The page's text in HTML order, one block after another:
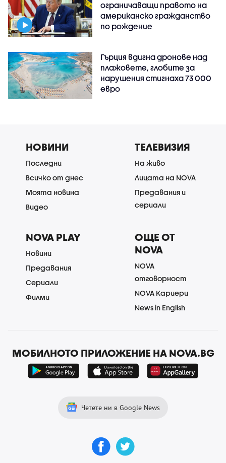
ограничаващи правото на
американско гражданство
по рождение
Гърция вдигна дронове над
плажовете, глобите за
нарушения стигнаха 73 000
евро
НОВИНИ
Последни
Всичко от днес
Моята новина
Видео
ТЕЛЕВИЗИЯ
На живо
Лицата на NOVA
Предавания и
сериали
NOVA PLAY
Новини
Предавания
Сериали
Филми
ОЩЕ ОТ
NOVA
NOVA
отговорност
NOVA Кариери
News in English
МОБИЛНОТО ПРИЛОЖЕНИЕ НА NOVA.BG
Четете ни в Google News